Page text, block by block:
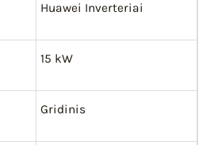
Huawei Inverteriai
15 kW
Gridinis